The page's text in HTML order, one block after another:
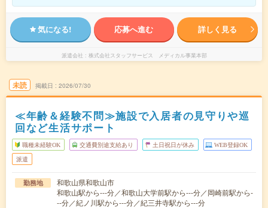
気になる! 応募へ進む 詳しく見る
派遣会社 株式会社スタッフサービス メディカル事業本部
未読 掲載日 2026/07/30
≪年齢＆経験不問≫施設で入居者の見守りや巡
回など生活サポート
職種未経験OK 交通費別途支給あり 土日祝日が休み WEB登録OK
派遣
勤務地
和歌山県和歌山市
和歌山駅から---分／和歌山大学前駅から---分／岡崎前駅から-
--分／紀ノ川駅から---分／紀三井寺駅から---分